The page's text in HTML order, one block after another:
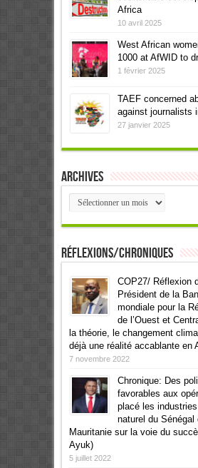
Africa
10 avril 2025
West African
1000 at AfWID to
1 février 2025
TAEF concerned
against journalists
27 janvier 2025
Archives
Archives
Réflexions/Chroniques
COP27/ Réflexion
Président de la
mondiale pour la
de l’Ouest et
la théorie, le changement
déjà une réalité accablante en
7 novembre 2022
Chronique: Des
favorables aux
placé les
naturel du Sénégal
Mauritanie sur la voie du
Ayuk)
5 juillet 2022